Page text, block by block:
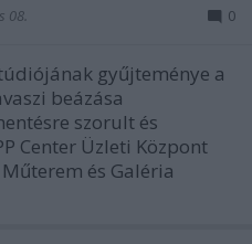
08. 0
gyűjteménye a
beázása
szorult és
Center Üzleti Központ
és Galéria